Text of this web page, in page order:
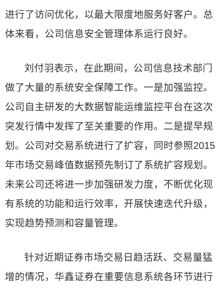
进行了访问优化，以最大限度地服务好客户。总
体来看，公司信息安全管理体系运行良好。
刘付羽表示，在此期间，公司信息技术部门
做了大量的系统安全保障工作。一是加强监控。
公司自主研发的大数据智能运维监控平台在这次
突发行情中发挥了至关重要的作用。二是提早规
划。公司对交易系统进行了扩容，同时参照2015
年市场交易峰值数据预先制订了系统扩容规划。
未来公司还将进一步加强研发力度，不断优化现
有系统的功能和运行效率，开展快速迭代升级，
实现趋势预测和容量管理。
针对近期证券市场交易日趋活跃、交易量猛
增的情况，华鑫证券在重要信息系统各环节进行